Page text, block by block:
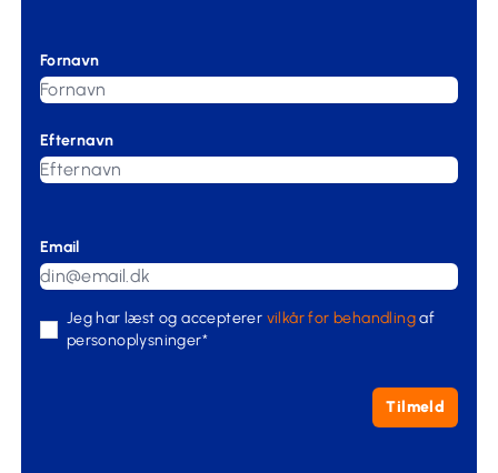
Fornavn
Efternavn
Email
Jeg har læst og accepterer vilkår for behandlingaf
personoplysninger*
Tilmeld